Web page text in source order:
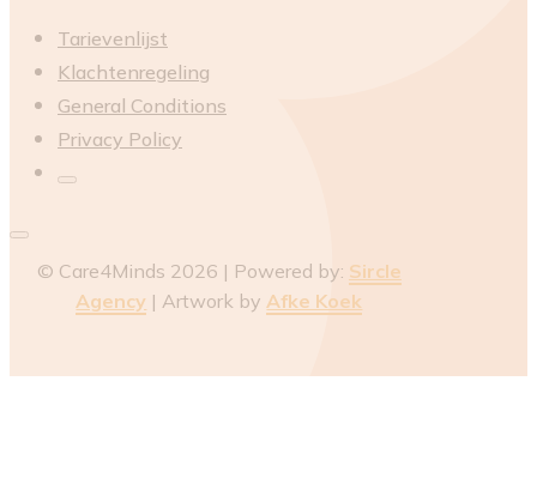
Tarievenlijst
Klachtenregeling
General Conditions
Privacy Policy
© Care4Minds 2026 | Powered by: Sircle
Agency | Artwork by Afke Koek